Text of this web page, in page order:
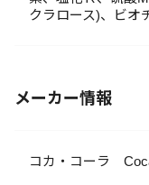
クラロース)、ビオ
メーカー情報
コカ・コーラ